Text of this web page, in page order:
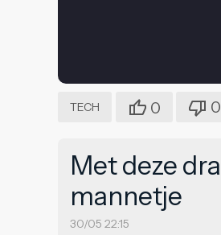
TECH 0 0
Met deze
mannetje
30/05 22:15